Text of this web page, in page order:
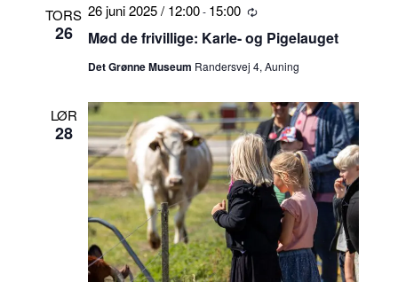
TORS
26 Mød de frivillige: Karle- og Pigelauget
26 juni 2025 / 12:00- 15:00 Tilbagevendende
Det Grønne Museum Randersvej 4, Auning
LØR
28